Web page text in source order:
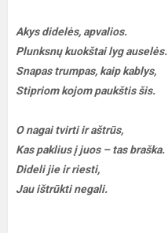
Akys didelės, apvalios.
Plunksnų kuokštai lyg auselės.
Snapas trumpas, kaip kablys,
Stipriom kojom paukštis šis.
O nagai tvirti ir aštrūs,
Kas paklius į juos – tas braška.
Dideli jie ir riesti,
Jau ištrūkti negali.